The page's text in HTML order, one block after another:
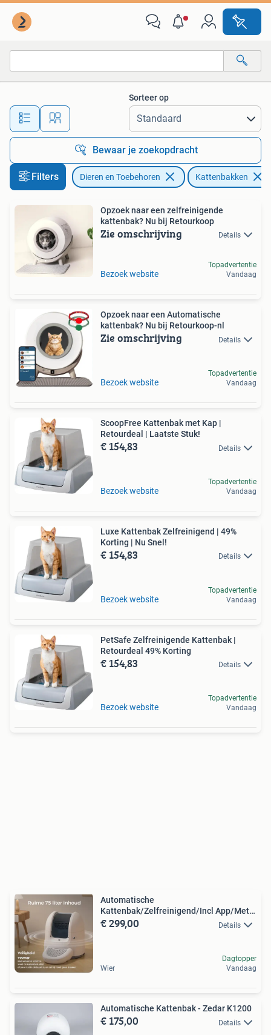
Alle afstanden…
Sorteer op
Bewaar je zoekopdracht
Filters Dieren en Toebehoren Kattenbakken
Opzoek naar een zelfreinigende
kattenbak? Nu bij Retourkoop
Zie omschrijving Details
Bezoek website
Topadvertentie
Vandaag
Opzoek naar een Automatische
kattenbak? Nu bij Retourkoop-nl
Zie omschrijving Details
Bezoek website
Topadvertentie
Vandaag
ScoopFree Kattenbak met Kap |
Retourdeal | Laatste Stuk!
€ 154,83 Details
Bezoek website
Topadvertentie
Vandaag
Luxe Kattenbak Zelfreinigend | 49%
Korting | Nu Snel!
€ 154,83 Details
Bezoek website
Topadvertentie
Vandaag
PetSafe Zelfreinigende Kattenbak |
Retourdeal 49% Korting
€ 154,83 Details
Bezoek website
Topadvertentie
Vandaag
Automatische
Kattenbak/Zelfreinigend/Incl App/Met
opstap/75L
€ 299,00 Details
Wier
Dagtopper
Vandaag
Automatische Kattenbak - Zedar K1200
€ 175,00 Details